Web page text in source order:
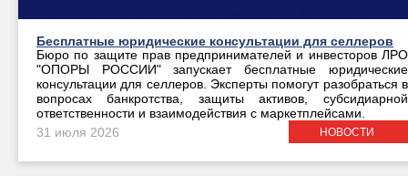
Бесплатные юридические консультации для селлеров
Бюро по защите прав предпринимателей и инвесторов ЛРО
"ОПОРЫ РОССИИ" запускает бесплатные юридические
консультации для селлеров. Эксперты помогут разобраться в
вопросах банкротства, защиты активов, субсидиарной
ответственности и взаимодействия с маркетплейсами.
31 июля 2026 НОВОСТИ